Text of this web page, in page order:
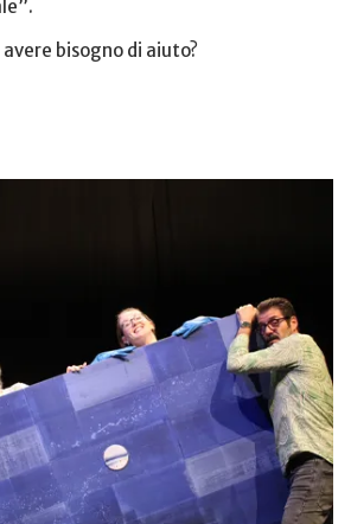
bisogno di aiuto?